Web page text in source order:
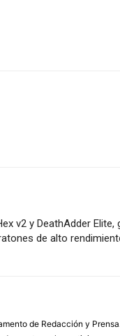
v2 y DeathAdder
de alto
de Redacción y